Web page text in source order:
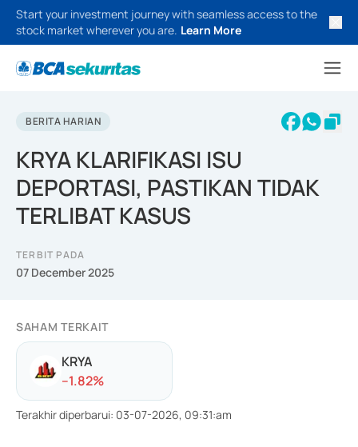
Start your investment journey with seamless access to the
stock market wherever you are. Learn More
BERITA HARIAN
KRYA KLARIFIKASI ISU
DEPORTASI, PASTIKAN TIDAK
TERLIBAT KASUS
TERBIT PADA
07 December 2025
SAHAM TERKAIT
KRYA
--1.82%
Terakhir diperbarui: 03-07-2026, 09:31:am